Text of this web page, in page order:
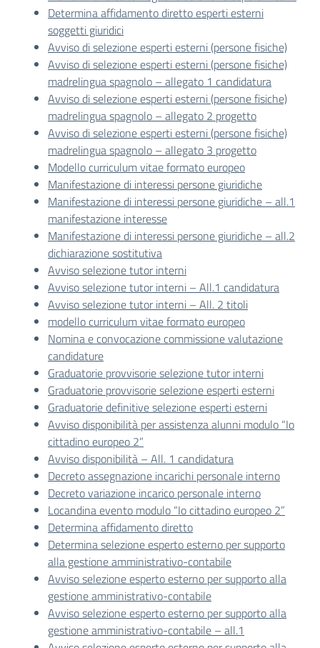
Determina affidamento diretto esperti esterni
soggetti giuridici
Avviso di selezione esperti esterni (persone fisiche)
Avviso di selezione esperti esterni (persone fisiche)
madrelingua spagnolo – allegato 1 candidatura
Avviso di selezione esperti esterni (persone fisiche)
madrelingua spagnolo – allegato 2 progetto
Avviso di selezione esperti esterni (persone fisiche)
madrelingua spagnolo – allegato 3 progetto
Modello curriculum vitae formato europeo
Manifestazione di interessi persone giuridiche
Manifestazione di interessi persone giuridiche – all.1
manifestazione interesse
Manifestazione di interessi persone giuridiche – all.2
dichiarazione sostitutiva
Avviso selezione tutor interni
Avviso selezione tutor interni – All.1 candidatura
Avviso selezione tutor interni – All. 2 titoli
modello curriculum vitae formato europeo
Nomina e convocazione commissione valutazione
candidature
Graduatorie provvisorie selezione tutor interni
Graduatorie provvisorie selezione esperti esterni
Graduatorie definitive selezione esperti esterni
Avviso disponibilità per assistenza alunni modulo “Io
cittadino europeo 2”
Avviso disponibilità – All. 1 candidatura
Decreto assegnazione incarichi personale interno
Decreto variazione incarico personale interno
Locandina evento modulo “Io cittadino europeo 2”
Determina affidamento diretto
Determina selezione esperto esterno per supporto
alla gestione amministrativo-contabile
Avviso selezione esperto esterno per supporto alla
gestione amministrativo-contabile
Avviso selezione esperto esterno per supporto alla
gestione amministrativo-contabile – all.1